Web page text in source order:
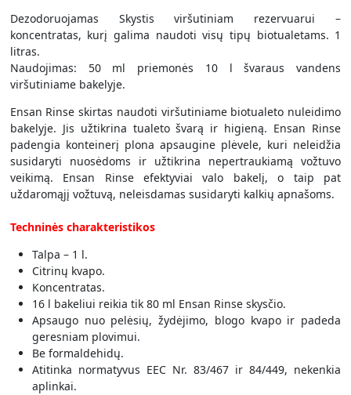
Dezodoruojamas Skystis viršutiniam rezervuarui –
koncentratas, kurį galima naudoti visų tipų biotualetams. 1
litras.
Naudojimas: 50 ml priemonės 10 l švaraus vandens
viršutiniame bakelyje.
Ensan Rinse skirtas naudoti viršutiniame biotualeto nuleidimo
bakelyje. Jis užtikrina tualeto švarą ir higieną. Ensan Rinse
padengia konteinerį plona apsaugine plėvele, kuri neleidžia
susidaryti nuosėdoms ir užtikrina nepertraukiamą vožtuvo
veikimą. Ensan Rinse efektyviai valo bakelį, o taip pat
uždaromąjį vožtuvą, neleisdamas susidaryti kalkių apnašoms.
Techninės charakteristikos
Talpa – 1 l.
Citrinų kvapo.
Koncentratas.
16 l bakeliui reikia tik 80 ml Ensan Rinse skysčio.
Apsaugo nuo pelėsių, žydėjimo, blogo kvapo ir padeda
geresniam plovimui.
Be formaldehidų.
Atitinka normatyvus EEC Nr. 83/467 ir 84/449, nekenkia
aplinkai.